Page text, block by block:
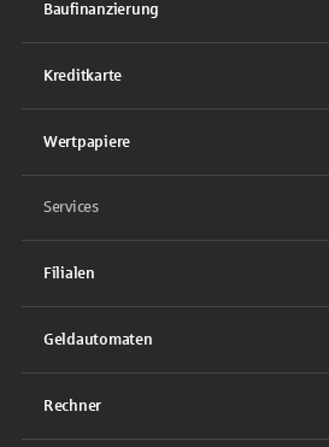
Baufinanzierung
Kreditkarte
Wertpapiere
Services
Filialen
Geldautomaten
Rechner